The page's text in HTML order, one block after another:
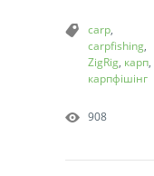
carp,
carpfishing,
ZigRig, карп,
карпфішінг
908